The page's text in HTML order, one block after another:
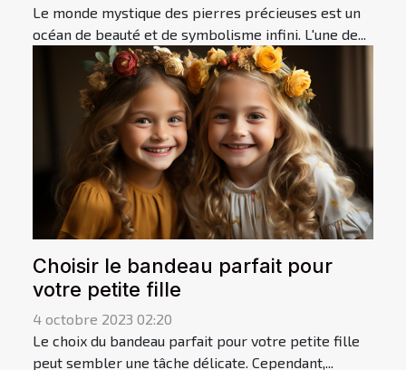
Le monde mystique des pierres précieuses est un
océan de beauté et de symbolisme infini. L'une de...
Choisir le bandeau parfait pour
votre petite fille
4 octobre 2023 02:20
Le choix du bandeau parfait pour votre petite fille
peut sembler une tâche délicate. Cependant,...